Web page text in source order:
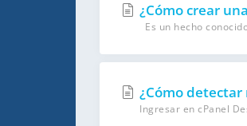
¿Cómo crear
Es un hecho
¿Cómo
Ingresar en cPanel